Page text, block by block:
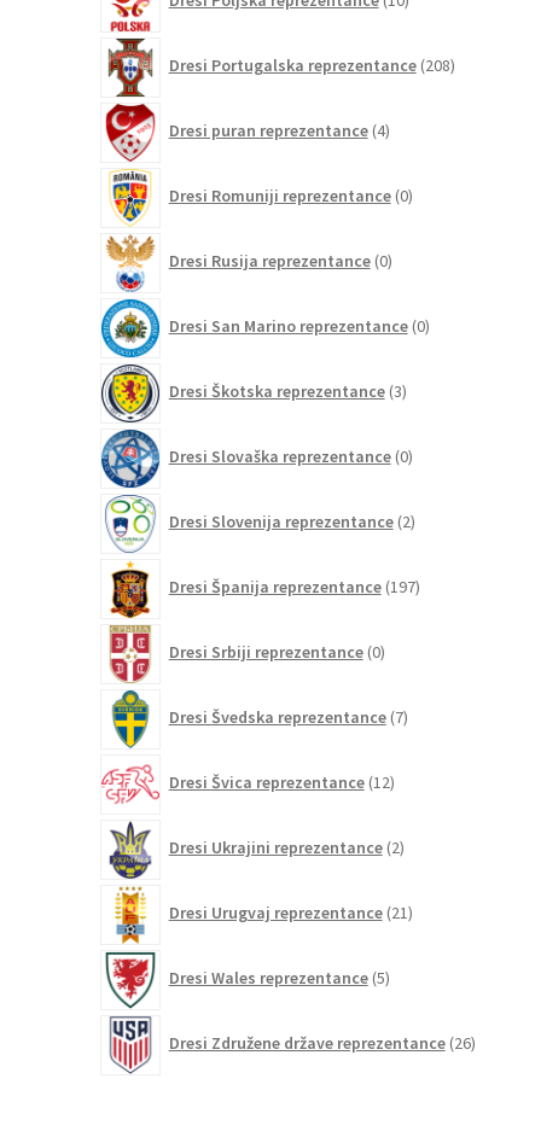
izdelkov
Dresi Portugalska reprezentance 208izdelkov
Dresi puran reprezentance 4izdelki
Dresi Romuniji reprezentance 0izdelkov
Dresi Rusija reprezentance 0izdelkov
Dresi San Marino reprezentance 0izdelkov
Dresi Škotska reprezentance 3izdelki
Dresi Slovaška reprezentance 0izdelkov
Dresi Slovenija reprezentance 2izdelka
Dresi Španija reprezentance 197izdelkov
Dresi Srbiji reprezentance 0izdelkov
Dresi Švedska reprezentance 7izdelkov
Dresi Švica reprezentance 12izdelkov
Dresi Ukrajini reprezentance 2izdelka
Dresi Urugvaj reprezentance 21izdelkov
Dresi Wales reprezentance 5izdelkov
Dresi Združene države reprezentance 26izdelkov